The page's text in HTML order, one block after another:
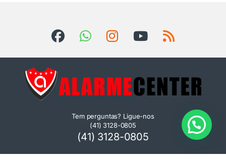
Tem perguntas? Ligue-nos
(41) 3128-0805
(41) 3128-0805
1